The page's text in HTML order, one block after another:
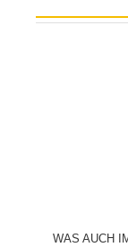
WAS AUCH